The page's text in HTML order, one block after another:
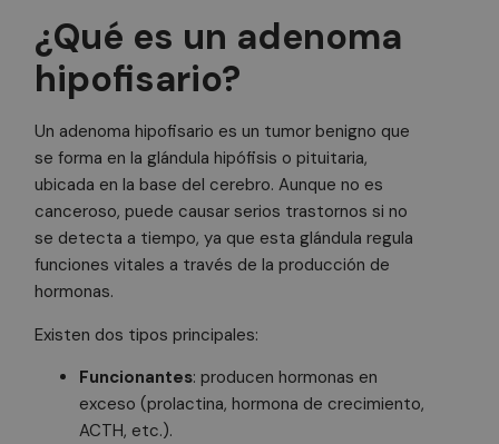
¿Qué es un adenoma
hipofisario?
Un adenoma hipofisario es un tumor benigno que
se forma en la glándula hipófisis o pituitaria,
ubicada en la base del cerebro. Aunque no es
canceroso, puede causar serios trastornos si no
se detecta a tiempo, ya que esta glándula regula
funciones vitales a través de la producción de
hormonas.
Existen dos tipos principales:
Funcionantes: producen hormonas en
exceso (prolactina, hormona de crecimiento,
ACTH, etc.).